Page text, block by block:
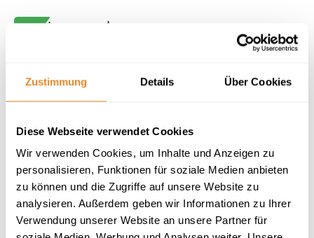
Zustimmung Details Über Cookies
Diese Webseite verwendet Cookies
Wir verwenden Cookies, um Inhalte und Anzeigen zu
personalisieren, Funktionen für soziale Medien anbieten
zu können und die Zugriffe auf unsere Website zu
analysieren. Außerdem geben wir Informationen zu Ihrer
Verwendung unserer Website an unsere Partner für
Herausragend
Auf die Merkliste
Ausstattung
45 Bewertungen